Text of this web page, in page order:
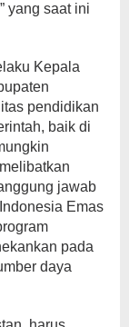
yang saat ini
Kepala
pendidikan
baik di
jawab
Emas
pada
daya